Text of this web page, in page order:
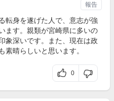
転身を遂げた人で、意志が強
ます。親類が宮崎県に多いの
象深いです。また、現在は政
素晴らしいと思います。
0
報告